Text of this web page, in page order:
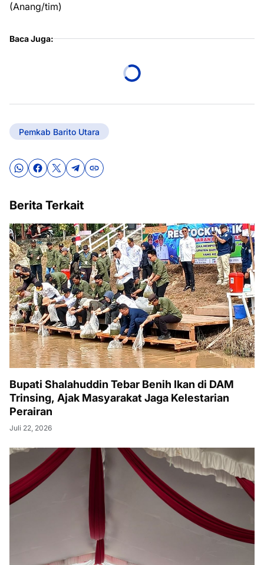
(Anang/tim)
Baca Juga:
Pemkab Barito Utara
Berita Terkait
Bupati Shalahuddin Tebar Benih Ikan di DAM
Trinsing, Ajak Masyarakat Jaga Kelestarian
Perairan
Juli 22, 2026